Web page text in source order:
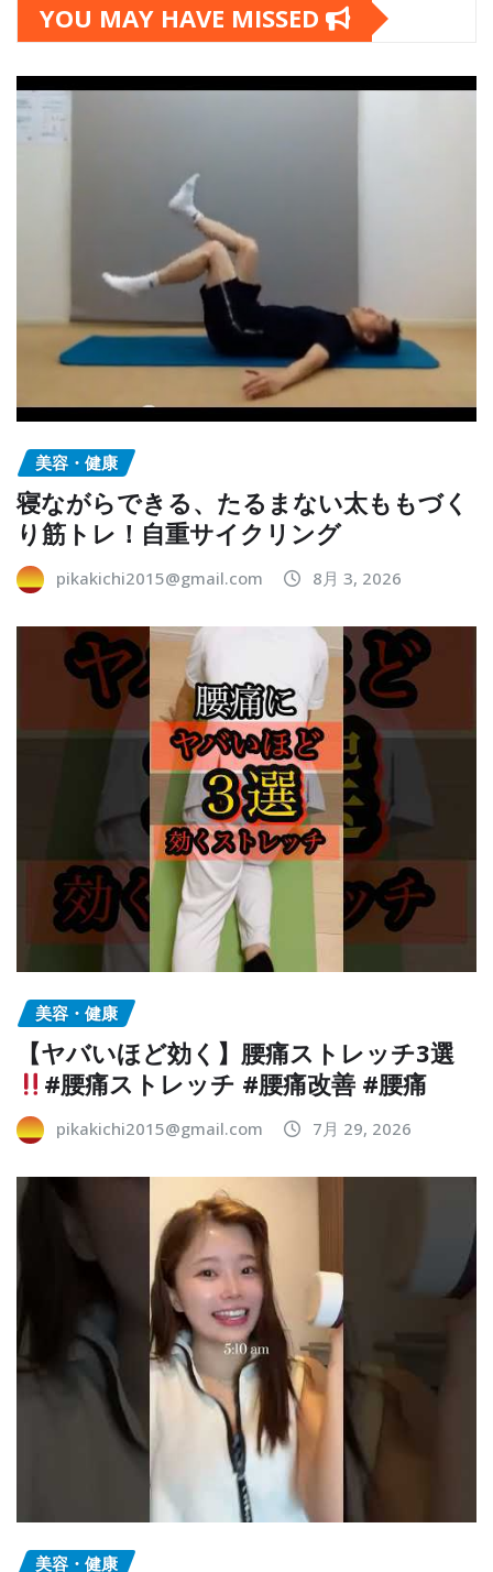
YOU MAY HAVE MISSED
美容・健康
寝ながらできる、たるまない太ももづく
り筋トレ！自重サイクリング
pikakichi2015@gmail.com 8月 3, 2026
美容・健康
【ヤバいほど効く】腰痛ストレッチ3選
#腰痛ストレッチ #腰痛改善 #腰痛
pikakichi2015@gmail.com 7月 29, 2026
美容・健康